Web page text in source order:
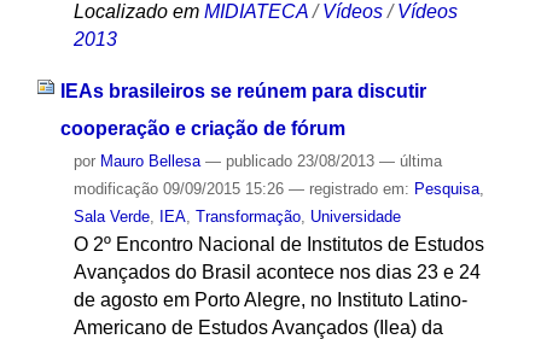
Localizado em MIDIATECA /Vídeos /Vídeos
2013
IEAs brasileiros se reúnem para discutir
cooperação e criação de fórum
por Mauro Bellesa — publicado23/08/2013 — última
modificação09/09/2015 15:26 — registrado em: Pesquisa,
Sala Verde, IEA, Transformação, Universidade
O 2º Encontro Nacional de Institutos de Estudos
Avançados do Brasil acontece nos dias 23 e 24
de agosto em Porto Alegre, no Instituto Latino-
Americano de Estudos Avançados (Ilea) da